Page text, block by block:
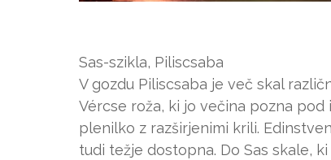
Sas-szikla, Piliscsaba
V gozdu Piliscsaba je več skal
Vércse roža, ki jo večina pozna
plenilko z razširjenimi krili.
tudi težje dostopna. Do Sas skale,